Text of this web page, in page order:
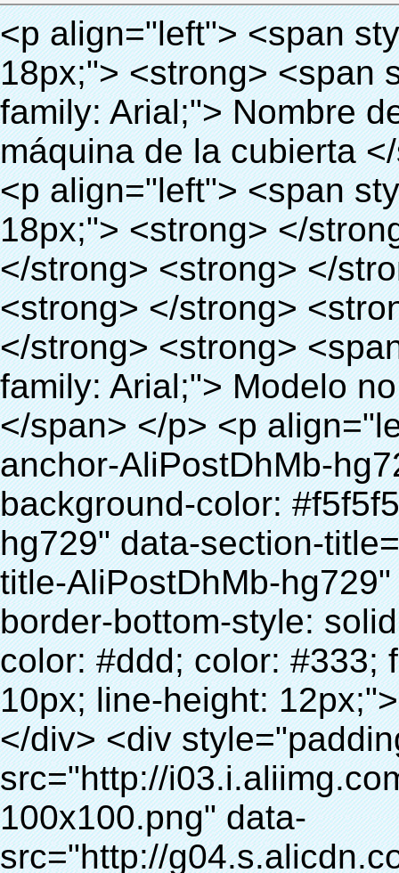
<p align="left"> <span style="line-height: 27px; font-size: 18px;"> <strong> <span style="line-height: 27px; font-family: Arial;"> Nombre del producto: automático máquina de la cubierta </span> </strong> </span> </p> <p align="left"> <span style="line-height: 27px; font-size: 18px;"> <strong> </strong> <strong> </strong> <strong> </strong> <strong> </strong> <strong> </strong> <strong> </strong> <strong> </strong> <strong> </strong> <strong> <span style="line-height: 27px; font-family: Arial;"> Modelo no.: XT-46C </span> </strong> </span> </p> <p align="left">&nbsp;</p> <div id="ali-anchor-AliPostDhMb-hg729" style="padding-top: 8px; background-color: #f5f5f5;" data-section="AliPostDhMb-hg729" data-section-title="Product Uses"> <div id="ali-title-AliPostDhMb-hg729" style="padding: 8px 0px; border-bottom-style: solid;"> <span style="background-color: #ddd; color: #333; font-weight: bold; padding: 8px 10px; line-height: 12px;"> Producto utiliza </span> </div> <div style="padding: 10px 0px;"> <p>&nbsp;<img src="http://i03.i.aliimg.com/simg/single/icon/placeholder_100x100.png" data-src="http://g04.s.alicdn.com/kf/HTB1v.cvIXXXXXaaXpXXq6xXFXXXJ/200852200/HTB1v.cvIXXXXXaaXpXXq6xXFXXXJ.jpg" data-alt="Venta al por mayor de China , automático máquina cubierta de la zapata" width="700" ori-width="800" ori-height="970" /> <noscript><img src="http://g04.s.alicdn.com/kf/HTB1v.cvIXXXXXaaXpXXq6xXFXXXJ/200852200/HTB1v.cvIXXXXXaaXpXXq6xXFXXXJ.jpg" alt="Venta al por mayor de China , automático máquina cubierta de la zapata" width="700" ori-width="800" ori-height="970"></noscript> <img src="http://i03.i.aliimg.com/simg/single/icon/placeholder_100x100.png" data-src="http://g03.s.alicdn.com/kf/HTB1AmpcHVXXXXXqXXXXq6xXFXXX3/200852200/HTB1AmpcHVXXXXXqXXXXq6xXFXXX3.jpg" data-alt="Venta al por mayor de China , automático máquina cubierta de la zapata" width="700" ori-width="590" ori-height="588" /> <noscript><img src="http://g03.s.alicdn.com/kf/HTB1AmpcHVXXXXXqXXXXq6xXFXXX3/200852200/HTB1AmpcHVXXXXXqXXXXq6xXFXXX3.jpg" alt="Venta al por mayor de China , automático máquina cubierta de la zapata" width="700" ori-width="590" ori-height="588"></noscript> </p> <p>&nbsp;</p> </div> </div> <div id="ali-anchor-AliPostDhMb-g01as" style="padding-top: 8px;" data-section="AliPostDhMb-g01as" data-section-title="Technology"> <div id="ali-title-AliPostDhMb-g01as" style="padding: 8px 0px; border-bottom-style: solid;"> <span style="background-color: #ddd; color: #333; font-weight: bold; padding: 8px 10px; line-height: 12px;"> Tecnología </span> </div> <div style="padding: 10px 0px;"> <p>&nbsp; <span style="line-height: 21px; font-size: 14px;"> <span style="line-height: normal; font-family: Arial;"> Esta máquina de la cubierta automática utiliza el principio de que <span style="line-height: 21px; color: #0000ff;"> <strong> <span style="line-height: 21px; color: #99cc00;"> <em> T </em> </span> </strong> </span> </span> <strong> <span style="line-height: 21px; color: #99cc00;"> <em> <span style="line-height: normal; font-family: Arial;"> Hermo film retráctil se reducirá en </span> </em> </span> </strong> </span> </p> <p> <span style="line-height: 21px; font-size: 14px;"> <strong> <em> <span style="line-height: normal; font-family: Arial; color: #99cc00;"> Temperatura adecuada </span> </em> </strong> <span style="line-height: normal; font-family: Arial;"> <strong> <em> <span style="line-height: 21px; color: #99cc00;"> . </span> </em> </strong> Tecnología diferente de otros cubierta del zapato </span> <span style="line-height: normal; font-family: Arial;"> Máquina </span> <span style="line-height: normal; font-family: Arial;"> . </span> </span> </p> <p> <span style="line-height: 21px; font-size: 14px;"> <span style="line-height: normal; font-family: Arial;"> Puede <span style="line-height: 21px; color: #0000ff;"> </span> </span> <em> <span style="line-height: normal; font-weight: bold; font-family: Arial; color: #99cc00;"> Automáticamente </span> </em> <span style="line-height: normal; font-family: Arial;"> <em> <span style="line-